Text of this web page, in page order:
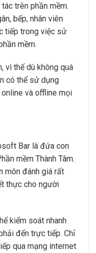
trên phần mềm.
bếp, nhân viên
tiếp trong việc sử
mềm.
vì thế dù không quá
có thể sử dụng
và offline mọi
Bar là đứa con
mềm Thành Tâm.
môn đánh giá rất
thực cho người
kiểm soát nhanh
đến trực tiếp. Chỉ
qua mạng internet